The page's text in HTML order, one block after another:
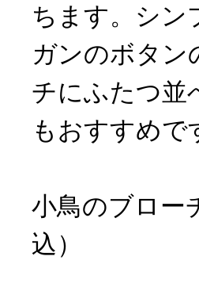
ちます。シン
ガンのボタン
チにふたつ並
もおすすめで
小鳥のブロ
込）